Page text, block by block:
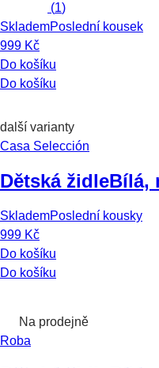
(1)
SklademPoslední kousek
999 Kč
Do košíku
Do košíku
další varianty
Casa Selección
Dětská židleBílá,
SklademPoslední kousky
999 Kč
Do košíku
Do košíku
Na prodejně
Roba